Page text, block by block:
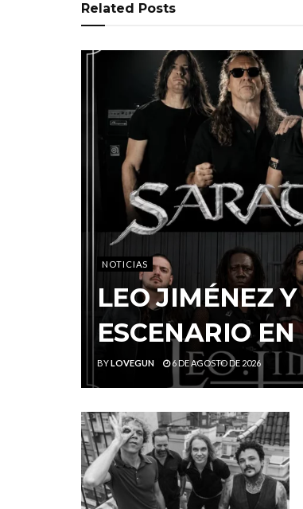
Related Posts
NOTICIAS
LEO JIMÉNEZ
ESCENARIO
BYLOVEGUN 6 DE AGOSTO DE 2026